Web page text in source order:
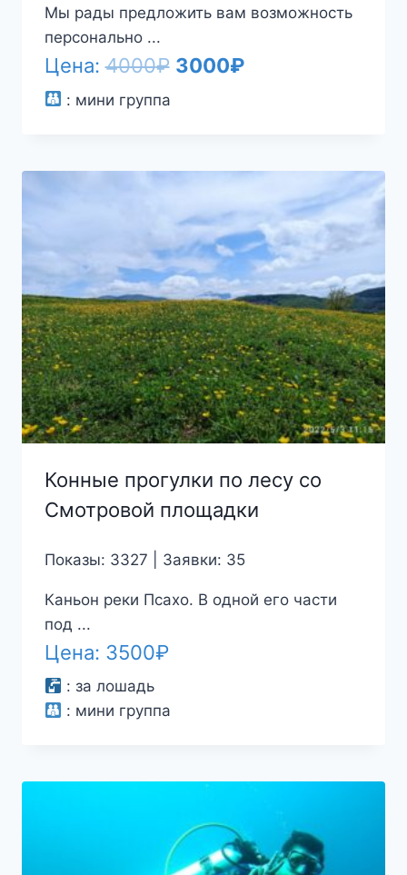
Мы рады предложить вам возможность
персонально ...
Цена:4000₽ Первоначальная
3000₽Текущая
: мини группа
Конные прогулки по лесу со
Смотровой площадки
Показы: 3327 | Заявки: 35
Каньон реки Псахо. В одной его части
под ...
Цена: 3500₽
: за лошадь
: мини группа